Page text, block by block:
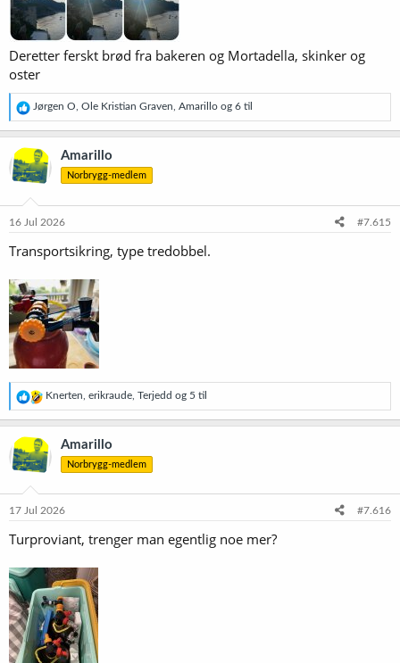
Deretter ferskt brød fra bakeren og Mortadella, skinker og
oster
R
e
a
k
s
j
e
:
Jørgen O Ole Kristian Graven Amarillo og 6 til
Amarillo
Norbrygg-medlem
16 Jul 2026 #7.615
Transportsikring, type tredobbel.
R
e
a
s
j
n
e
:
Knerten erikraude Terjedd og 5 til
Amarillo
Norbrygg-medlem
17 Jul 2026 #7.616
Turproviant, trenger man egentlig noe mer?